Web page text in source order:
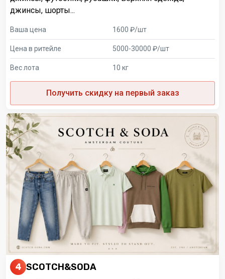
джинсы, шорты...
Ваша цена 1600 ₽/шт
Цена в ритейле 5000-30000 ₽/шт
Вес лота 10 кг
Получить скидку на первый заказ
4 SCOTCH&SODA